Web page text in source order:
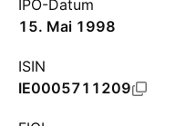
IPO-Datum
15. Mai 1998
ISIN
IE0005711209